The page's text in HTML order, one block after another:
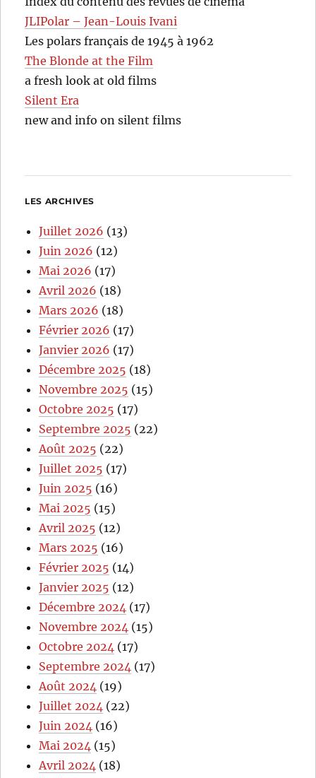
JLIPolar – Jean-Louis Ivani
Les polars français de 1945 à 1962
The Blonde at the Film
a fresh look at old films
Silent Era
new and info on silent films
LES ARCHIVES
Juillet 2026 (13)
Juin 2026 (12)
Mai 2026 (17)
Avril 2026 (18)
Mars 2026 (18)
Février 2026 (17)
Janvier 2026 (17)
Décembre 2025 (18)
Novembre 2025 (15)
Octobre 2025 (17)
Septembre 2025 (22)
Août 2025 (22)
Juillet 2025 (17)
Juin 2025 (16)
Mai 2025 (15)
Avril 2025 (12)
Mars 2025 (16)
Février 2025 (14)
Janvier 2025 (12)
Décembre 2024 (17)
Novembre 2024 (15)
Octobre 2024 (17)
Septembre 2024 (17)
Août 2024 (19)
Juillet 2024 (22)
Juin 2024 (16)
Mai 2024 (15)
Avril 2024 (18)